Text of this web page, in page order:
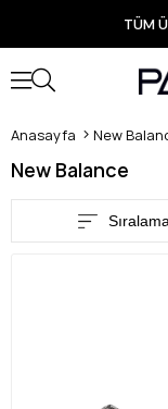
TÜM
Yeni
Anasayfa New
New Balance
Sıralama